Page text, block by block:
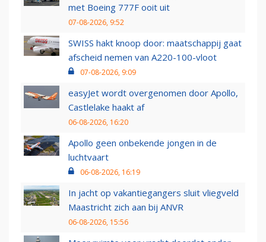
met Boeing 777F ooit uit
07-08-2026, 9:52
SWISS hakt knoop door: maatschappij gaat
afscheid nemen van A220-100-vloot
07-08-2026, 9:09
easyJet wordt overgenomen door Apollo,
Castlelake haakt af
06-08-2026, 16:20
Apollo geen onbekende jongen in de
luchtvaart
06-08-2026, 16:19
In jacht op vakantiegangers sluit vliegveld
Maastricht zich aan bij ANVR
06-08-2026, 15:56